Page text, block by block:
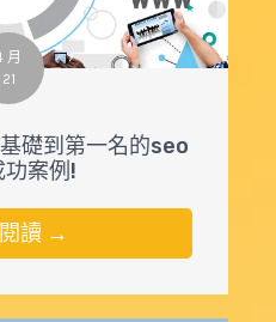
月
21
礎到第一名的seo
功案例!
讀 →